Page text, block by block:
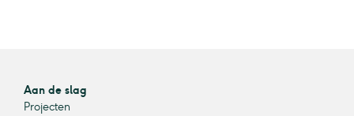
Aan de slag
Projecten